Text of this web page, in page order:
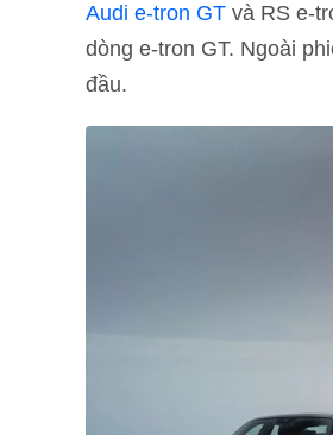
Audi e-tron GT và RS e-
dòng e-tron GT. Ngoài
đầu.